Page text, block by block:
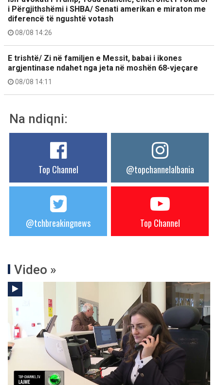
i Përgjithshëmi i SHBA/ Senati amerikan e miraton me
diferencë të ngushtë votash
08/08 14:26
E trishtë/ Zi në familjen e Messit, babai i ikones
argjentinase ndahet nga jeta në moshën 68-vjeçare
08/08 14:11
Na ndiqni:
Top Channel @topchannelalbania
@tchbreakingnews Top Channel
Video »